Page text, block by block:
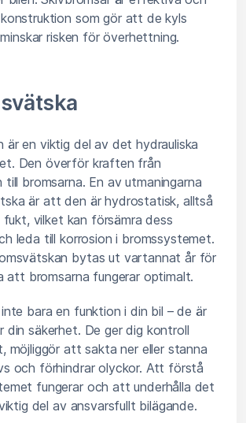
som gör att de kyls
risken för överhettning.
är en viktig del av det hydrauliska
Den överför kraften från
till bromsarna. En av utmaningarna
är att den är hydrostatisk, alltså
vilket kan försämra dess
leda till korrosion i bromssystemet.
bytas ut vartannat år för
att bromsarna fungerar optimalt.
bara en funktion i din bil – de är
din säkerhet. De ger dig kontroll
möjliggör att sakta ner eller stanna
och förhindrar olyckor. Att förstå
fungerar och att underhålla det
del av ansvarsfullt bilägande.